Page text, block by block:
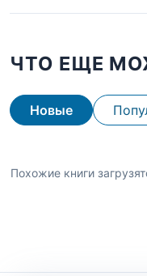
ЧТО ЕЩЕ
Новые
Похожие книги